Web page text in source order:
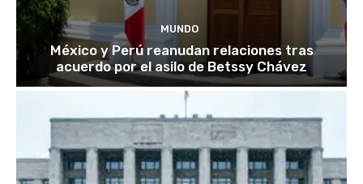
MUNDO
México y Perú reanudan relaciones tras
acuerdo por el asilo de Betssy Chávez